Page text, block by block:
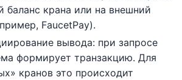
баланс крана или на внешний
FaucetPay).
вывода: при запросе
формирует транзакцию. Для
кранов это происходит